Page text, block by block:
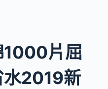
1000片屈
水2019新